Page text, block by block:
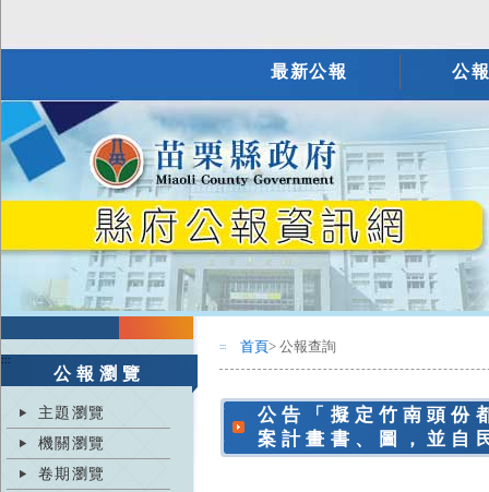
最新公報 公
:::
公報瀏覽
主題瀏覽
機關瀏覽
卷期瀏覽
::: 首頁> 公報查詢
公告「擬定竹南頭份
案計畫書、圖，並自